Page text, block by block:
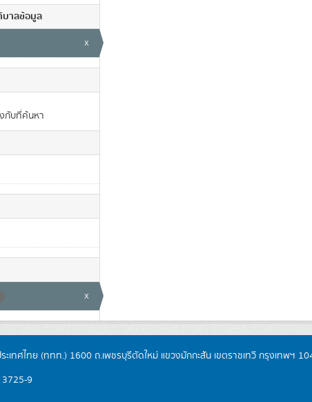
าลข้อมูล
x
กับที่ค้นหา
x
ะเทศไทย (ททท.) 1600 ถ.เพชรบุรีตัดใหม่ แขวงมักกะสัน เขตราชเทวี กรุงเทพฯ
9